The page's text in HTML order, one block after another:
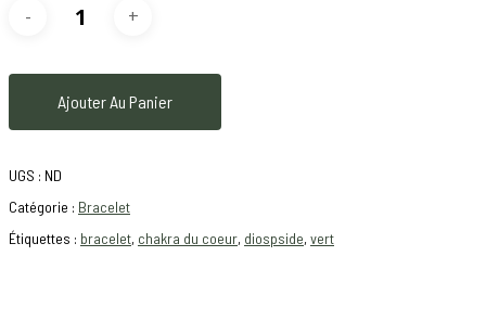
Ajouter Au Panier
UGS : ND
Catégorie : Bracelet
Étiquettes : bracelet, chakra du coeur, diospside, vert